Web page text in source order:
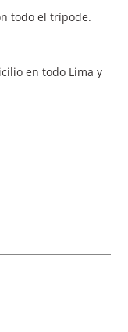
todo el trípode.
en todo Lima y